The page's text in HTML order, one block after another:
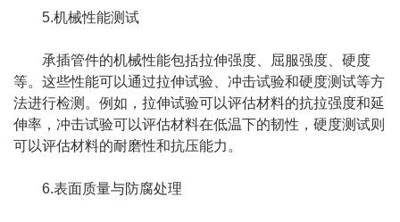
5.机械性能测试
承插管件的机械性能包括拉伸强度、屈服强度、硬度
等。这些性能可以通过拉伸试验、冲击试验和硬度测试等方
法进行检测。例如，拉伸试验可以评估材料的抗拉强度和延
伸率，冲击试验可以评估材料在低温下的韧性，硬度测试则
可以评估材料的耐磨性和抗压能力。
6.表面质量与防腐处理